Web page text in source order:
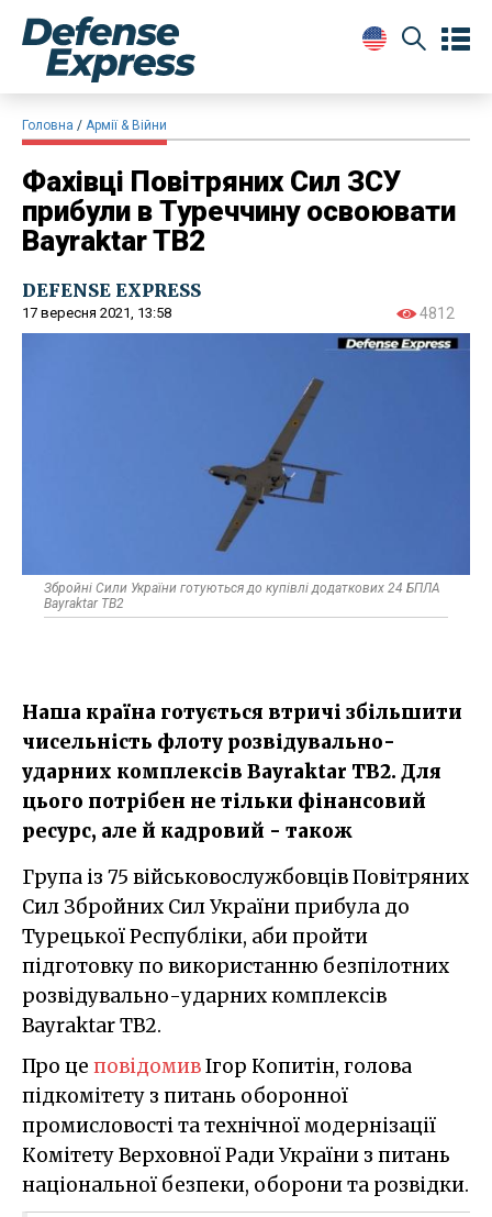
Головна Армії & Війни
Фахівці Повітряних Сил ЗСУ
прибули в Туреччину освоювати
Bayraktar TB2
DEFENSE EXPRESS
17 вересня 2021, 13:58 4812
Збройні Сили України готуються до купівлі додаткових 24 БПЛА
Bayraktar TB2
Наша країна готується втричі збільшити
чисельність флоту розвідувально-
ударних комплексів Bayraktar TB2. Для
цього потрібен не тільки фінансовий
ресурс, але й кадровий - також
Група із 75 військовослужбовців Повітряних
Сил Збройних Сил України прибула до
Турецької Республіки, аби пройти
підготовку по використанню безпілотних
розвідувально-ударних комплексів
Bayraktar TB2.
Про це повідомивІгор Копитін, голова
підкомітету з питань оборонної
промисловості та технічної модернізації
Комітету Верховної Ради України з питань
національної безпеки, оборони та розвідки.